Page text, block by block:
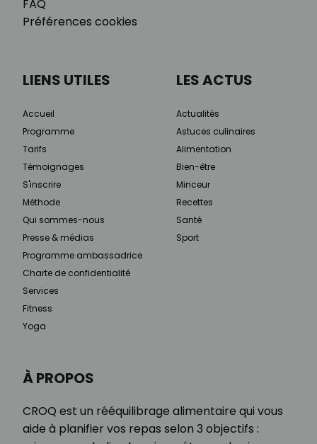
FAQ
Préférences cookies
À PROPOS
CROQ est un rééquilibrage alimentaire qui vous
aide à planifier vos repas selon 3 objectifs :
LIENS UTILES
Accueil
Programme
Tarifs
Témoignages
S'inscrire
Méthode
Qui sommes-nous
Presse & médias
Programme ambassadrice
Charte de confidentialité
Services
Fitness
Yoga
LES ACTUS
Actualités
Astuces culinaires
Alimentation
Bien-être
Minceur
Recettes
Santé
Sport